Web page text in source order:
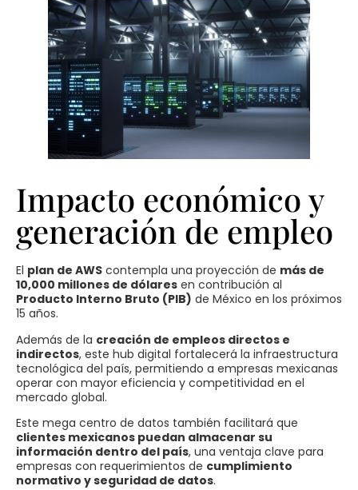
Impacto económico y
generación de empleo
El plan de AWS contempla una proyección de más de
10,000 millones de dólares en contribución al
Producto Interno Bruto (PIB) de México en los próximos
15 años.
Además de la creación de empleos directos e
indirectos, este hub digital fortalecerá la infraestructura
tecnológica del país, permitiendo a empresas mexicanas
operar con mayor eficiencia y competitividad en el
mercado global.
Este mega centro de datos también facilitará que
clientes mexicanos puedan almacenar su
información dentro del país, una ventaja clave para
empresas con requerimientos de cumplimiento
normativo y seguridad de datos.